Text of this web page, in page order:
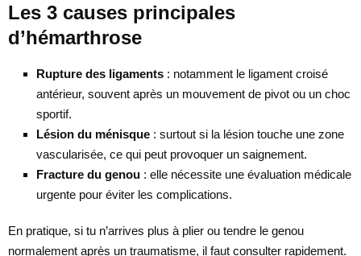
Les 3 causes principales
d’hémarthrose
Rupture des ligaments : notamment le ligament croisé
antérieur, souvent après un mouvement de pivot ou un choc
sportif.
Lésion du ménisque : surtout si la lésion touche une zone
vascularisée, ce qui peut provoquer un saignement.
Fracture du genou : elle nécessite une évaluation médicale
urgente pour éviter les complications.
En pratique, si tu n’arrives plus à plier ou tendre le genou
normalement après un traumatisme, il faut consulter rapidement.